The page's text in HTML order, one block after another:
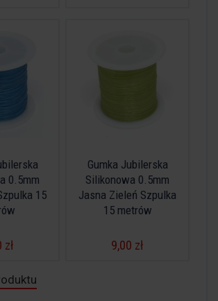
0.5mm
15
zł
Gumka Jubilerska
Silikonowa 0.5mm
Jasna Zieleń Szpulka
15 metrów
9,00 zł